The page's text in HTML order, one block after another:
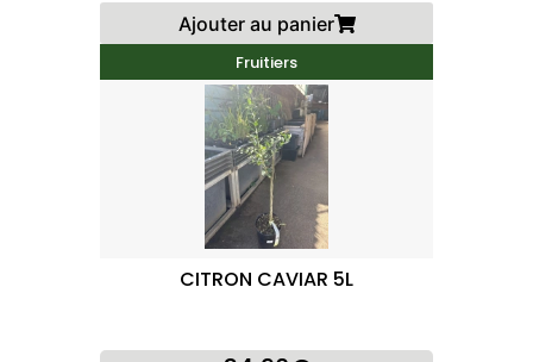
Ajouter au panier
Fruitiers
CITRON CAVIAR 5L